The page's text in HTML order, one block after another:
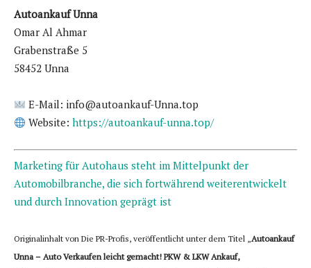
Autoankauf Unna
Omar Al Ahmar
Grabenstraße 5
58452 Unna
E-Mail: info@autoankauf-Unna.top
Website:https://autoankauf-unna.top/
Marketing für Autohaus steht im Mittelpunkt der
Automobilbranche, die sich fortwährend weiterentwickelt
und durch Innovation geprägt ist
Originalinhalt von Die PR-Profis, veröffentlicht unter dem Titel „ Autoankauf
Unna – Auto Verkaufen leicht gemacht! PKW & LKW Ankauf,